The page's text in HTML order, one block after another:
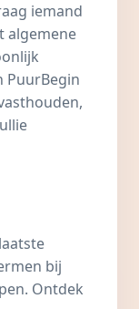
iemand
algemene
PuurBegin
bij
Ontdek